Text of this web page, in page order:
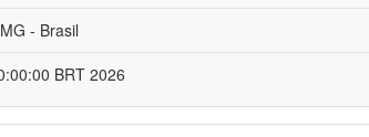
- Brasil
BRT 2026